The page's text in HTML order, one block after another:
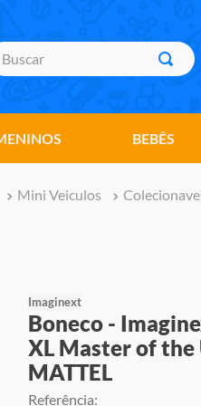
BEBÊS
Mini Veiculos
Imaginext
Boneco -
XL Master of the
MATTEL
Referência: